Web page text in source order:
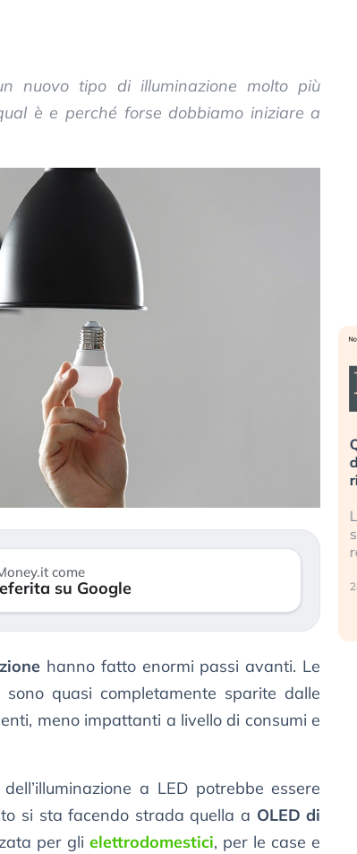
nuovo tipo di illuminazione molto più
è e perché forse dobbiamo iniziare a
come
su Google
hanno fatto enormi passi avanti. Le
quasi completamente sparite dalle
meno impattanti a livello di consumi e
a LED potrebbe essere
si sta facendo strada quella a OLED di
per gli elettrodomestici, per le case e
«La mia vita è rovinata». Investitori
in preda al panico dopo lo scoppio
della bolla AI
Kospi, mentre gli investitori retail (…)
30 luglio 2026